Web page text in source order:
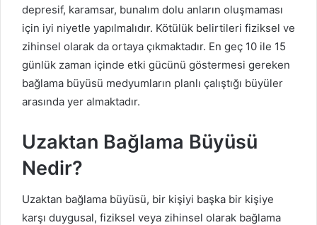
depresif, karamsar, bunalım dolu anların oluşmaması
için iyi niyetle yapılmalıdır. Kötülük belirtileri fiziksel ve
zihinsel olarak da ortaya çıkmaktadır. En geç 10 ile 15
günlük zaman içinde etki gücünü göstermesi gereken
bağlama büyüsü medyumların planlı çalıştığı büyüler
arasında yer almaktadır.
Uzaktan Bağlama Büyüsü
Nedir?
Uzaktan bağlama büyüsü, bir kişiyi başka bir kişiye
karşı duygusal, fiziksel veya zihinsel olarak bağlama